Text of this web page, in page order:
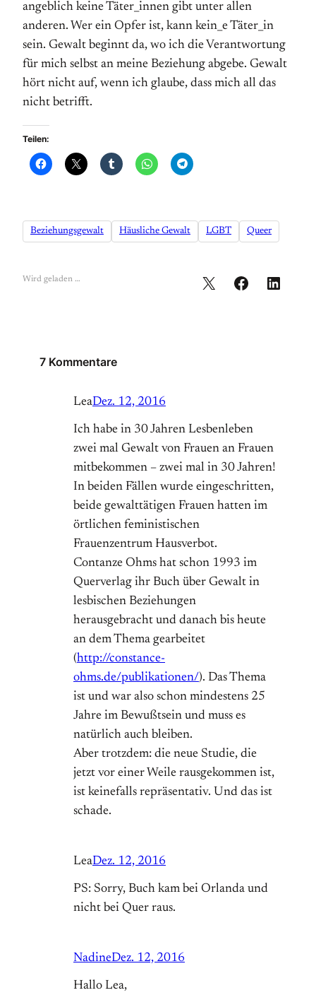
angeblich keine Täter_innen gibt unter allen
anderen. Wer ein Opfer ist, kann kein_e Täter_in
sein. Gewalt beginnt da, wo ich die Verantwortung
für mich selbst an meine Beziehung abgebe. Gewalt
hört nicht auf, wenn ich glaube, dass mich all das
nicht betrifft.
Teilen:
Beziehungsgewalt Häusliche Gewalt LGBT Queer
Wird geladen …
7 Kommentare
LeaDez. 12, 2016
Ich habe in 30 Jahren Lesbenleben
zwei mal Gewalt von Frauen an Frauen
mitbekommen – zwei mal in 30 Jahren!
In beiden Fällen wurde eingeschritten,
beide gewalttätigen Frauen hatten im
örtlichen feministischen
Frauenzentrum Hausverbot.
Contanze Ohms hat schon 1993 im
Querverlag ihr Buch über Gewalt in
lesbischen Beziehungen
herausgebracht und danach bis heute
an dem Thema gearbeitet
(http://constance-
ohms.de/publikationen/). Das Thema
ist und war also schon mindestens 25
Jahre im Bewußtsein und muss es
natürlich auch bleiben.
Aber trotzdem: die neue Studie, die
jetzt vor einer Weile rausgekommen ist,
ist keinefalls repräsentativ. Und das ist
schade.
LeaDez. 12, 2016
PS: Sorry, Buch kam bei Orlanda und
nicht bei Quer raus.
NadineDez. 12, 2016
Hallo Lea,